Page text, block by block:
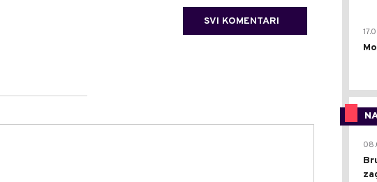
SVI KOMENTARI